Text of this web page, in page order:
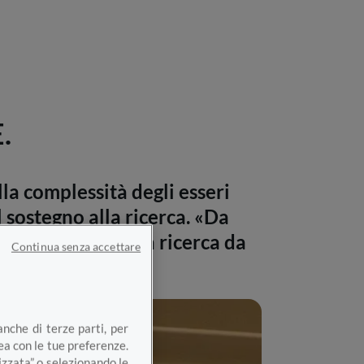
complessità degli esseri
alla ricerca. «Da
della ricerca da
Piero Margaria
di terze parti, per
con le tue preferenze.
Continua senza accettare